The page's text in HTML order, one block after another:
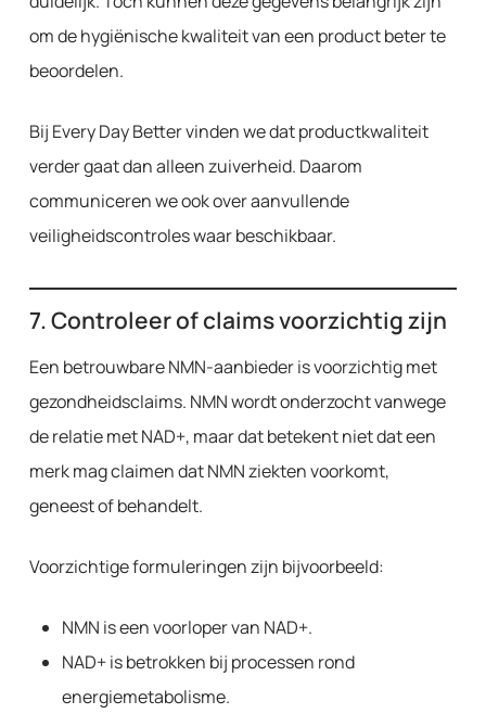
om de hygiënische kwaliteit van een product beter te
beoordelen.
Bij Every Day Better vinden we dat productkwaliteit
verder gaat dan alleen zuiverheid. Daarom
communiceren we ook over aanvullende
veiligheidscontroles waar beschikbaar.
7. Controleer of claims voorzichtig zijn
Een betrouwbare NMN-aanbieder is voorzichtig met
gezondheidsclaims. NMN wordt onderzocht vanwege
de relatie met NAD+, maar dat betekent niet dat een
merk mag claimen dat NMN ziekten voorkomt,
geneest of behandelt.
Voorzichtige formuleringen zijn bijvoorbeeld:
NMN is een voorloper van NAD+.
NAD+ is betrokken bij processen rond
energiemetabolisme.